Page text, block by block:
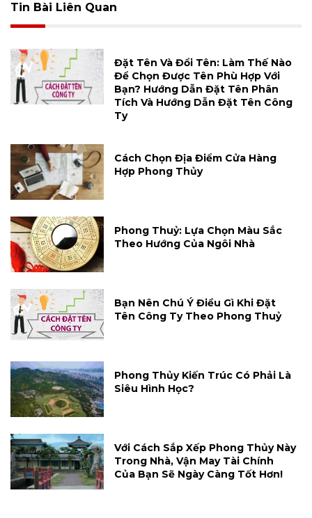
Tin Bài Liên Quan
Đặt Tên Và Đổi Tên: Làm Thế Nào
Để Chọn Được Tên Phù Hợp Với
Bạn? Hướng Dẫn Đặt Tên Phân
Tích Và Hướng Dẫn Đặt Tên Công
Ty
Cách Chọn Địa Điểm Cửa Hàng
Hợp Phong Thủy
Phong Thuỷ: Lựa Chọn Màu Sắc
Theo Hướng Của Ngôi Nhà
Bạn Nên Chú Ý Điều Gì Khi Đặt
Tên Công Ty Theo Phong Thuỷ
Phong Thủy Kiến Trúc Có Phải Là
Siêu Hình Học?
Với Cách Sắp Xếp Phong Thủy Này
Trong Nhà, Vận May Tài Chính
Của Bạn Sẽ Ngày Càng Tốt Hơn!